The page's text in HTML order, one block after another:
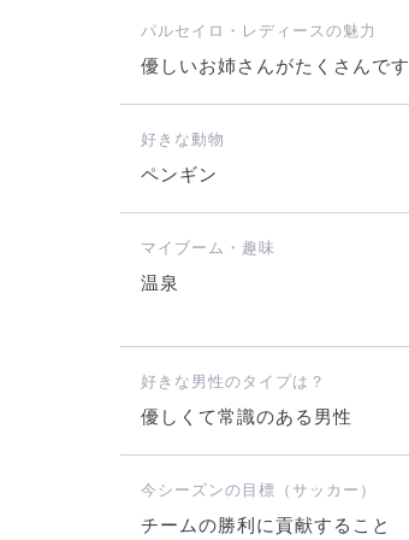
パルセイロ・レディースの魅力
優しいお姉さんがたくさんです
好きな動物
ペンギン
マイブーム・趣味
温泉
好きな男性のタイプは？
優しくて常識のある男性
今シーズンの目標（サッカー）
チームの勝利に貢献すること